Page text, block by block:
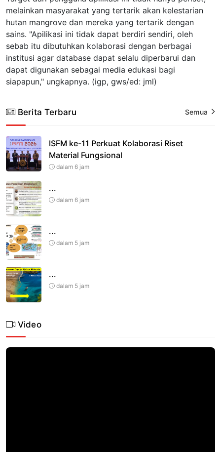
melainkan masyarakat yang tertarik akan kelestarian
hutan mangrove dan mereka yang tertarik dengan
sains. "Apilikasi ini tidak dapat berdiri sendiri, oleh
sebab itu dibutuhkan kolaborasi dengan berbagai
institusi agar database dapat selalu diperbarui dan
dapat digunakan sebagai media edukasi bagi
siapapun," ungkapnya. (igp, gws/ed: jml)
Berita Terbaru Semua
ISFM ke-11 Perkuat Kolaborasi Riset
Material Fungsional
dalam 6 jam
...
dalam 6 jam
...
dalam 5 jam
...
dalam 5 jam
Video